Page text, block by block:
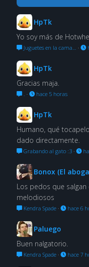
HpTk
Yo soy más de
Juguetes en la cama… ·
HpTk
Gracias maja.
. · hace 5 horas
HpTk
Humano, qué
dado directamente.
Grabando al gato :3·
Bonox (El
Los pedos que
melodiosos
Kendra Spade· hace 6
Paluego
Buen nalgatorio.
Kendra Spade· hace 7